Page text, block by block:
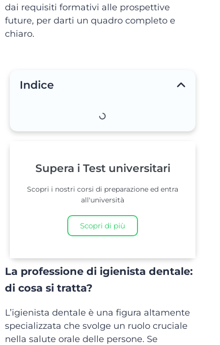
dai requisiti formativi alle prospettive
future, per darti un quadro completo e
chiaro.
Indice
Supera i Test universitari
Scopri i nostri corsi di preparazione ed entra
all'università
Scopri di più
La professione di igienista dentale:
di cosa si tratta?
L’igienista dentale è una figura altamente
specializzata che svolge un ruolo cruciale
nella salute orale delle persone. Se